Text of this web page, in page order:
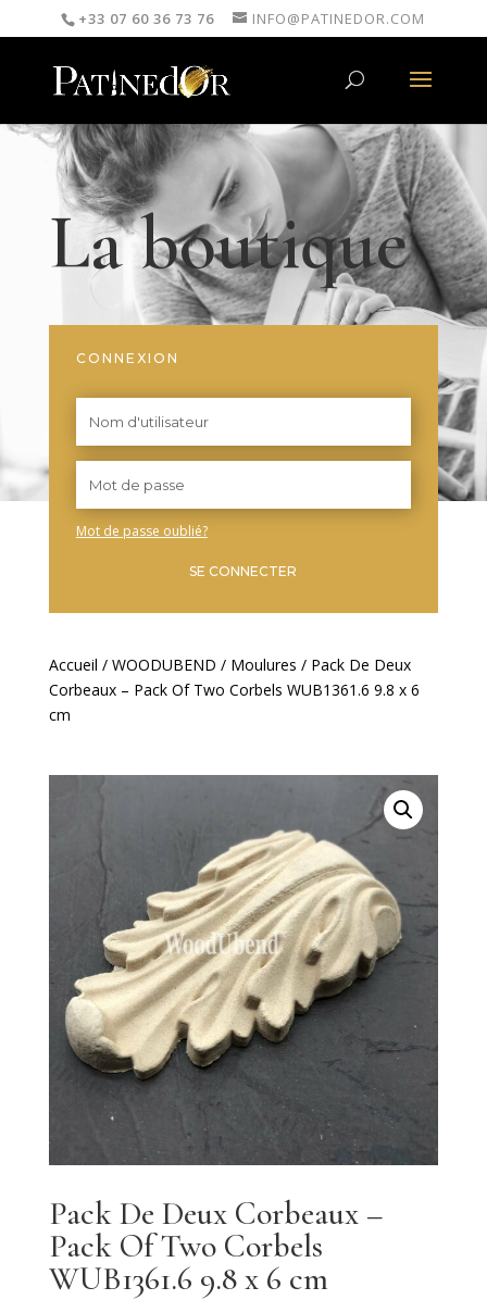
+33 07 60 36 73 76 INFO@PATINEDOR.COM
La boutique
CONNEXION
Mot de passe oublié?
SE CONNECTER
Accueil / WOODUBEND / Moulures / Pack De Deux
Corbeaux – Pack Of Two Corbels WUB1361.6 9.8 x 6
cm
Pack De Deux Corbeaux –
Pack Of Two Corbels
WUB1361.6 9.8 x 6 cm